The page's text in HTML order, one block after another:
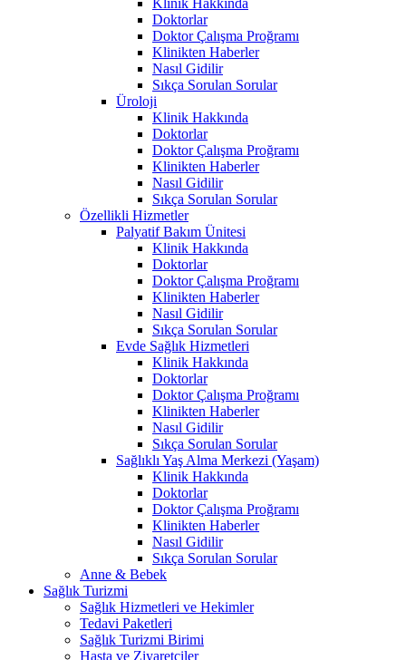
Doktorlar
Doktor Çalışma Proğramı
Klinikten Haberler
Nasıl Gidilir
Sıkça Sorulan Sorular
Üroloji
Klinik Hakkında
Doktorlar
Doktor Çalışma Proğramı
Klinikten Haberler
Nasıl Gidilir
Sıkça Sorulan Sorular
Özellikli Hizmetler
Palyatif Bakım Ünitesi
Klinik Hakkında
Doktorlar
Doktor Çalışma Proğramı
Klinikten Haberler
Nasıl Gidilir
Sıkça Sorulan Sorular
Evde Sağlık Hizmetleri
Klinik Hakkında
Doktorlar
Doktor Çalışma Proğramı
Klinikten Haberler
Nasıl Gidilir
Sıkça Sorulan Sorular
Sağlıklı Yaş Alma Merkezi (Yaşam)
Klinik Hakkında
Doktorlar
Doktor Çalışma Proğramı
Klinikten Haberler
Nasıl Gidilir
Sıkça Sorulan Sorular
Anne & Bebek
Sağlık Turizmi
Sağlık Hizmetleri ve Hekimler
Tedavi Paketleri
Sağlık Turizmi Birimi
Hasta ve Ziyaretçiler